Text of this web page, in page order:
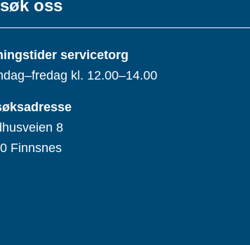
oss
servicetorg
kl. 12.00–14.00
8
Finnsnes